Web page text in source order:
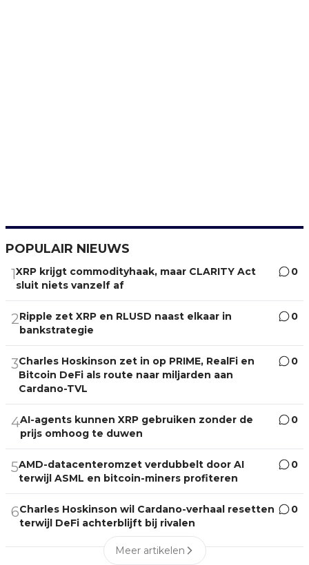
POPULAIR NIEUWS
1XRP krijgt commodityhaak, maar CLARITY Act
sluit niets vanzelf af
0
2Ripple zet XRP en RLUSD naast elkaar in
bankstrategie
0
3Charles Hoskinson zet in op PRIME, RealFi en
Bitcoin DeFi als route naar miljarden aan
Cardano-TVL
0
4AI-agents kunnen XRP gebruiken zonder de
prijs omhoog te duwen
0
5AMD-datacenteromzet verdubbelt door AI
terwijl ASML en bitcoin-miners profiteren
0
6Charles Hoskinson wil Cardano-verhaal resetten
terwijl DeFi achterblijft bij rivalen
0
Meer artikelen